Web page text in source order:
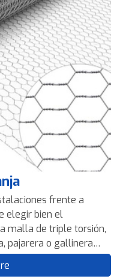
frente a
elegir bien el
malla de triple torsión,
pajarera o gallinera
versátil, ligera y
accesos en